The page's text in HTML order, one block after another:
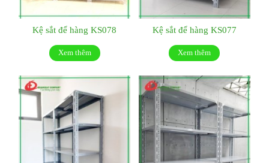
Kệ sắt để hàng KS078
Xem thêm
Kệ sắt để hàng KS077
Xem thêm